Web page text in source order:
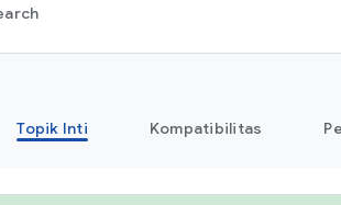
Topik Inti Kompatibilitas